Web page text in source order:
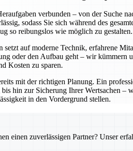
verbunden – von der Suche
sodass Sie sich während des
so reibungslos wie möglich zu gestalten.
setzt auf moderne Technik, erfahrene
oder den Aufbau geht – wir kümmern
Kosten zu sparen.
mit der richtigen Planung. Ein
hin zur Sicherung Ihrer Wertsachen
in den Vordergrund stellen.
einen zuverlässigen Partner? Unser